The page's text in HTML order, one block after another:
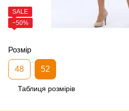
SALE
−50%
Розмір
48 52
Таблиця розмірів